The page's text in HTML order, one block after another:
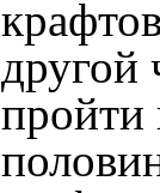
другой
пройти